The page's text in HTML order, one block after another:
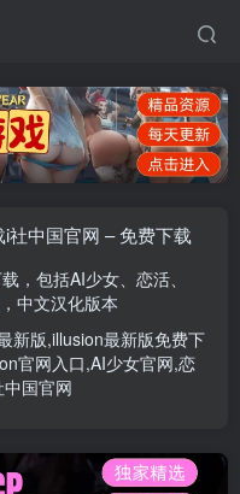
社中国官网 – 免费下载
，包括AI少女、 恋活、
中文汉化版本
新版,illusion最新版免费下
官网入口,AI少女官网,恋
中国官网